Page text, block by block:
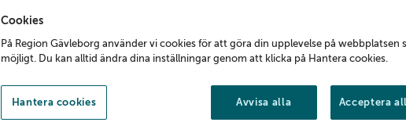
Systrarna startades av Region Gävleborg
unga tjejer i åldrarna 15-25 år under ett år
textskrivande, scennärvaro, egen
Cookies
På Region Gävleborg använder vi cookies för att göra din upplevelse på webbplatsen
möjligt. Du kan alltid ändra dina inställningar genom att klicka på Hantera cookies.
Avvisa alla Acceptera
Hantera cookies